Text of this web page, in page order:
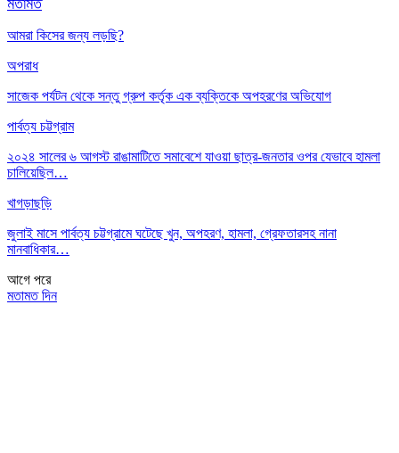
আমরা কিসের জন্য লড়ছি?
অপরাধ
সাজেক পর্যটন থেকে সন্তু গ্রুপ কর্তৃক এক ব্যক্তিকে অপহরণের অভিযোগ
পার্বত্য চট্টগ্রাম
২০২৪ সালের ৬ আগস্ট রাঙামাটিতে সমাবেশে যাওয়া ছাত্র-জনতার ওপর যেভাবে হামলা
চালিয়েছিল…
খাগড়াছড়ি
জুলাই মাসে পার্বত্য চট্টগ্রামে ঘটেছে খুন, অপহরণ, হামলা, গ্রেফতারসহ নানা
মানবাধিকার…
আগে পরে
মতামত দিন